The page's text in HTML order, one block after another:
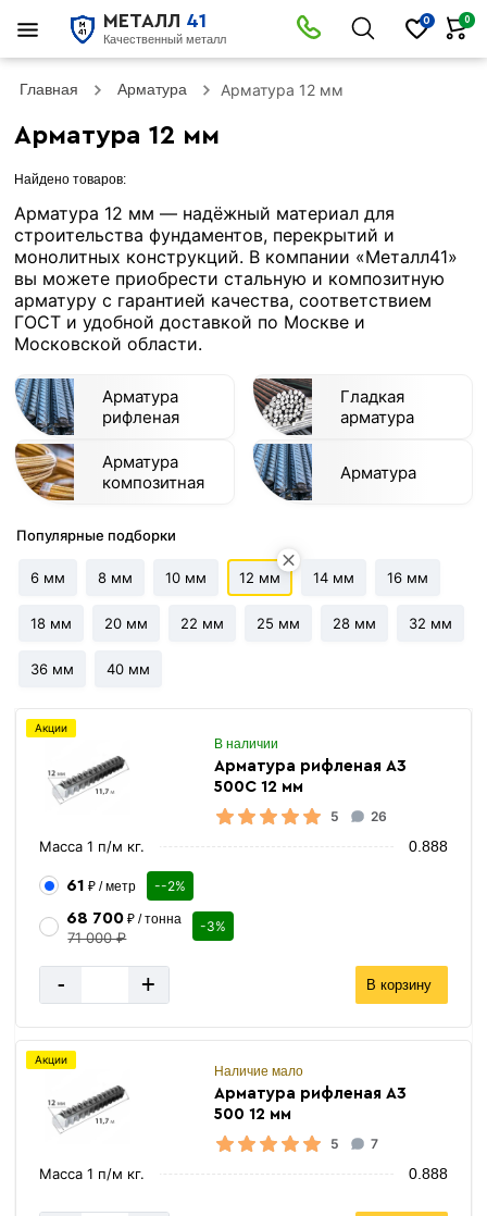
МЕТАЛЛ 41
Качественный металл
0 0
Главная Арматура Арматура 12 мм
Арматура 12 мм
Найдено товаров:
Арматура 12 мм — надёжный материал для
строительства фундаментов, перекрытий и
монолитных конструкций. В компании «Металл41»
вы можете приобрести стальную и композитную
арматуру с гарантией качества, соответствием
ГОСТ и удобной доставкой по Москве и
Московской области.
Арматура
рифленая
Гладкая
арматура
Арматура
композитная
Арматура
Популярные подборки
6 мм 8 мм 10 мм 12 мм 14 мм 16 мм
18 мм 20 мм 22 мм 25 мм 28 мм 32 мм
36 мм 40 мм
Акции
В наличии
Арматура рифленая А3
500С 12 мм
5
26
Масса 1 п/м кг. 0.888
61 ₽ / метр --2%
68 700 ₽ / тонна
71 000 ₽
-3%
- + В корзину
Акции
Наличие мало
Арматура рифленая А3
500 12 мм
5
7
Масса 1 п/м кг. 0.888